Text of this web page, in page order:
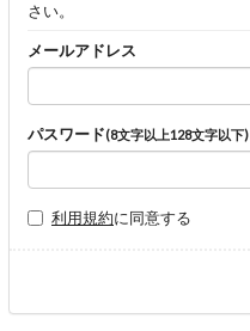
さい。
メールアドレス
パスワード(8文字以上128文字以下)
利用規約に同意する